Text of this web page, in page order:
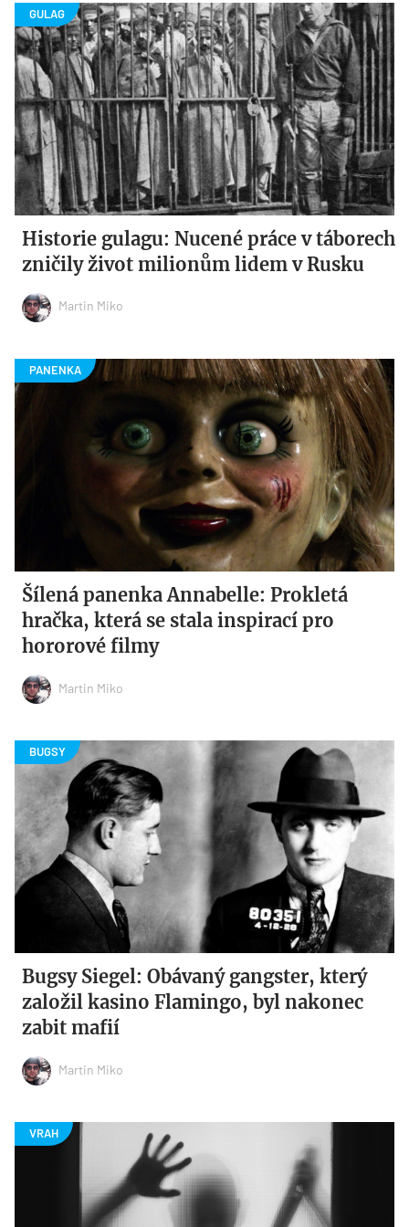
Historie gulagu: Nucené práce v táborech
zničily život milionům lidem v Rusku
Martin Miko
Šílená panenka Annabelle: Prokletá
hračka, která se stala inspirací pro
hororové filmy
Martin Miko
Bugsy Siegel: Obávaný gangster, který
založil kasino Flamingo, byl nakonec
zabit mafií
Martin Miko